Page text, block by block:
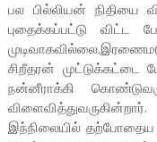
பல பில்லியன் நிதியை
புதைக்கப்பட்டு விட்ட
சிறீதரன் முட்டுக்கட்டை
நன்னீராக்கி
விளைவித்துவருகின்றார்.
இந்நிலையில் தற்போதைய